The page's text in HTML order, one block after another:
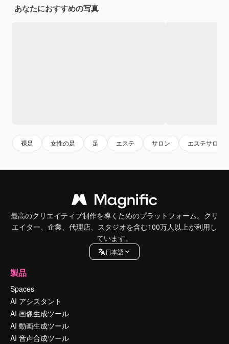
あなたにおすすめの写真
裸足 女性の足 足 エステ サロン エステサロン
最高のクリエイティブ制作を導くためのプラットフォーム。クリ
エイター、企業、代理店、スタジオを含む100万人以上が利用し
ています。
日本語
製品
Spaces
AI アシスタント
AI 画像生成ツール
AI 動画生成ツール
AI 音声合成ツール